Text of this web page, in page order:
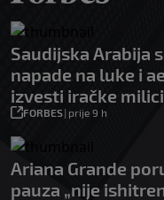
Saudijska Arabija
napade na luke i
izvesti iračke
FORBES| prije 9 h
Ariana Grande
pauza „nije